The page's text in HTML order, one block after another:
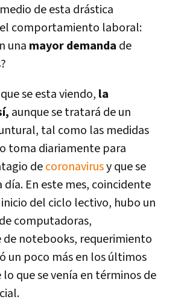
de esta drástica
comportamiento laboral:
una mayor demanda de
se esta viendo, la
aunque se tratará de un
tal como las medidas
toma diariamente para
decoronavirusy que se
día. En este mes, coincidente
del ciclo lectivo, hubo un
computadoras,
notebooks, requerimiento
un poco más en los últimos
que se venía en términos de